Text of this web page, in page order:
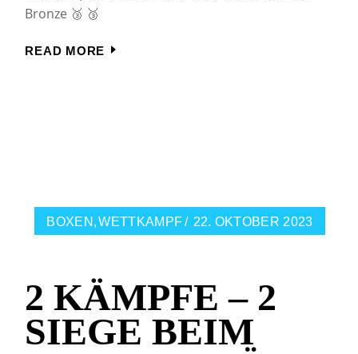
Bronze 🥉 🥉
READ MORE
BOXEN WETTKAMPF 22. OKTOBER 2023
2 KÄMPFE – 2
SIEGE BEIM